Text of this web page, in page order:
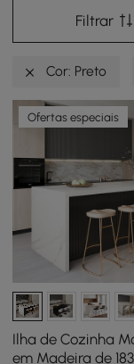
Filtrar
Cor: Preto
Ofertas especiais
Ilha de Cozinha
em Madeira de 183